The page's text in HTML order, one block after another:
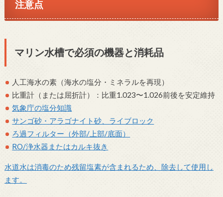
注意点
マリン水槽で必須の機器と消耗品
人工海水の素（海水の塩分・ミネラルを再現）
比重計（または屈折計）：比重1.023〜1.026前後を安定維持
気象庁の塩分知識
サンゴ砂・アラゴナイト砂、ライブロック
ろ過フィルター（外部/上部/底面）
RO/浄水器またはカルキ抜き
水道水は消毒のため残留塩素が含まれるため、除去して使用し
ます。